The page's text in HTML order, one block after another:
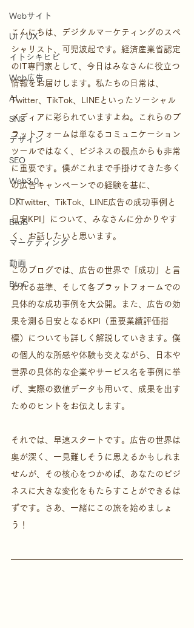
Webサイト
UI / UX
イトシキヒビ
Web広告
AI
SNS
デザイン
SEO
Web3.0
DX
BtoB
マーケティング
動画
BtoC
こんにちは、デジタルマーケティングのスペ
シャリスト、可児波起です。経済産業省認定
のIT専門家として、今日はみなさんに役立つ
情報をお届けします。私たちの日常は、
Twitter、TikTok、LINEといったソーシャル
メディアに彩られていますよね。これらのプ
ラットフォームは単なるコミュニケーション
ツールではなく、ビジネスの観点からも非常
に重要です。僕がこれまで手掛けてきた多く
の広告キャンペーンでの経験を基に、
「Twitter、TikTok、LINE広告の成功事例と
目安KPI」について、みなさんに分かりやす
く、お話したいと思います。
このブログでは、広告の世界で「成功」と言
われる基準、そして各プラットフォームでの
具体的な成功事例を大公開。また、広告の効
果を測る目安となるKPI（重要業績評価指
標）についても詳しく解説していきます。僕
の個人的な所感や体験も交えながら、日本や
世界の具体的な企業やサービス名を事例に挙
げ、実際の数値データも用いて、成果を出す
ためのヒントをお伝えします。
それでは、早速スタートです。広告の世界は
奥が深く、一見難しそうに思えるかもしれま
せんが、その核心をつかめば、あなたのビジ
ネスに大きな変化をもたらすことができるは
ずです。さあ、一緒にこの旅を始めましょ
う！